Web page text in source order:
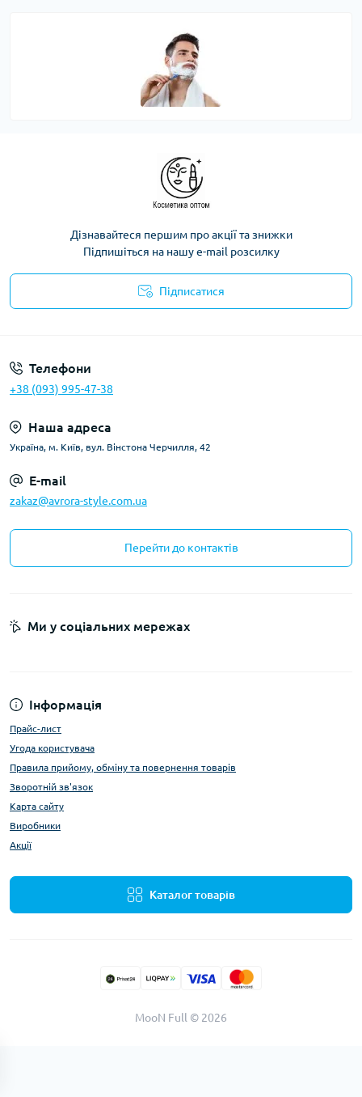
Дізнавайтеся першим про акції та знижки
Підпишіться на нашу e-mail розсилку
Підписатися
Телефони
+38 (093) 995-47-38
Наша адреса
Україна, м. Київ, вул. Вінстона Черчилля, 42
E-mail
zakaz@avrora-style.com.ua
Перейти до контактів
Інформація
Прайс-лист
Угода користувача
Правила прийому, обміну та повернення товарів
Зворотній зв'язок
Карта сайту
Виробники
Акції
Каталог товарів
Ми у соціальних мережах
MooN Full © 2026